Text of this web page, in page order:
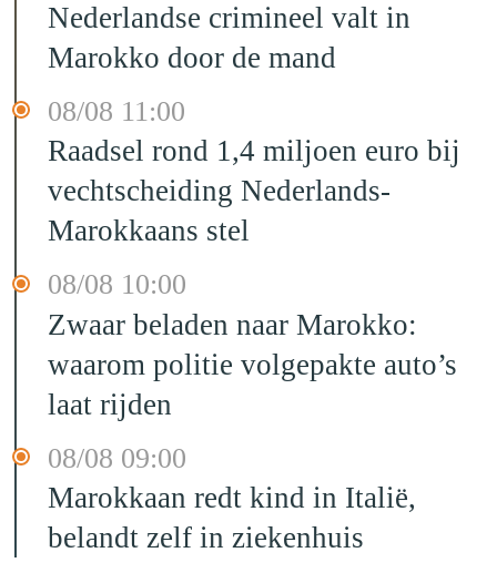
Nederlandse crimineel valt in
Marokko door de mand
08/08 11:00
Raadsel rond 1,4 miljoen euro bij
vechtscheiding Nederlands-
Marokkaans stel
08/08 10:00
Zwaar beladen naar Marokko:
waarom politie volgepakte auto’s
laat rijden
08/08 09:00
Marokkaan redt kind in Italië,
belandt zelf in ziekenhuis